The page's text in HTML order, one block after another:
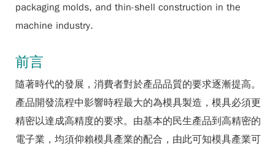
packaging molds, and thin-shell construction in the
machine industry.
前言
隨著時代的發展，消費者對於產品品質的要求逐漸提高。
產品開發流程中影響時程最大的為模具製造，模具必須更
精密以達成高精度的要求。由基本的民生產品到高精密的
電子業，均須仰賴模具產業的配合，由此可知模具產業可